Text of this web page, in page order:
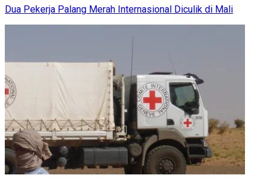
Dua Pekerja Palang Merah Internasional Diculik di Mali